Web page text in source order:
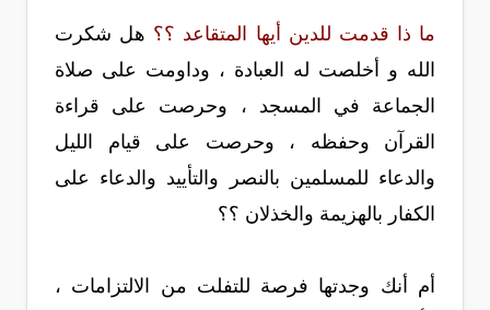
ما ذا قدمت للدين أيها المتقاعد ؟؟ هل شكرت
الله و أخلصت له العبادة ، وداومت على صلاة
الجماعة في المسجد ، وحرصت على قراءة
القرآن وحفظه ، وحرصت على قيام الليل
والدعاء للمسلمين بالنصر والتأييد والدعاء على
الكفار بالهزيمة والخذلان ؟؟
أم أنك وجدتها فرصة للتفلت من الالتزامات ،